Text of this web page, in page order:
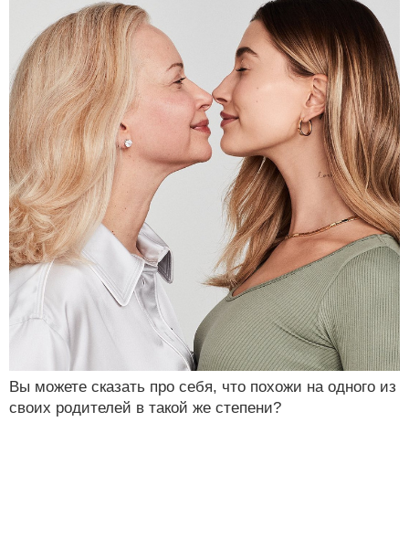
Вы можете сказать про себя, что похожи на одного из
своих родителей в такой же степени?